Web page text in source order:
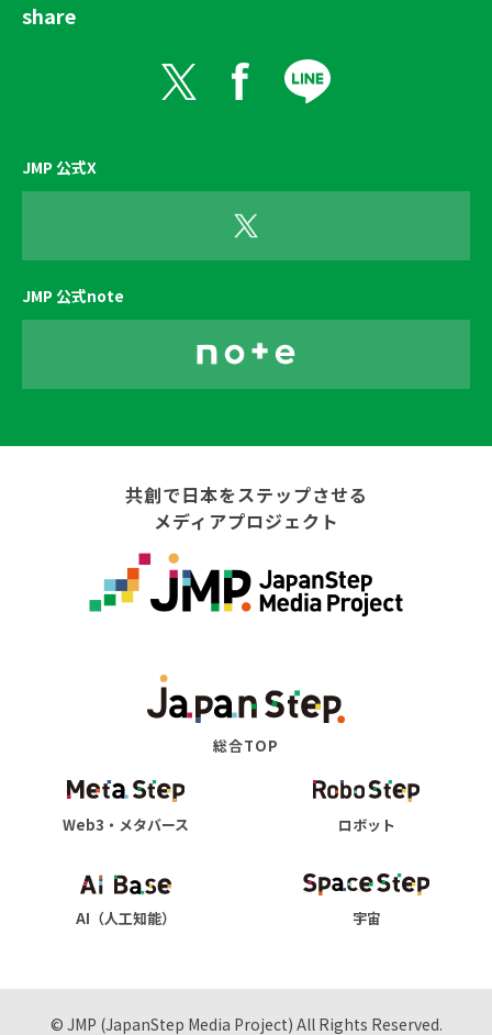
share
JMP 公式X
JMP 公式note
共創で日本をステップさせる
メディアプロジェクト
総合TOP
Web3・メタバース ロボット
AI（人工知能） 宇宙
© JMP (JapanStep Media Project) All Rights Reserved.